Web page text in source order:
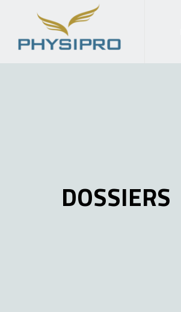
DOSSIERS